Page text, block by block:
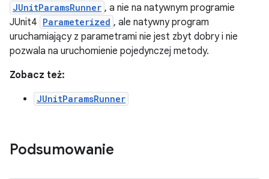
JUnitParamsRunner , a nie na natywnym programie
JUnit4 Parameterized , ale natywny program
uruchamiający z parametrami nie jest zbyt dobry i nie
pozwala na uruchomienie pojedynczej metody.
Zobacz też:
JUnitParamsRunner
Podsumowanie